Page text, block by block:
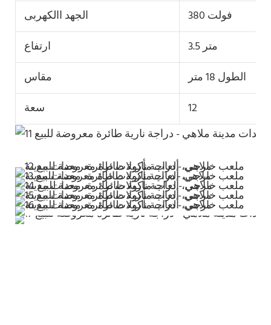
الجهد االكهربى
380 فولت
ارتفاع
3.5 متر
مقاس
الطول 18 متر
سعة
12